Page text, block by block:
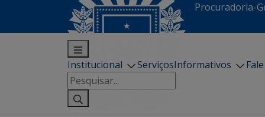
Procuradoria-
Institucional ServiçosInformativos
Pesquisar
por: